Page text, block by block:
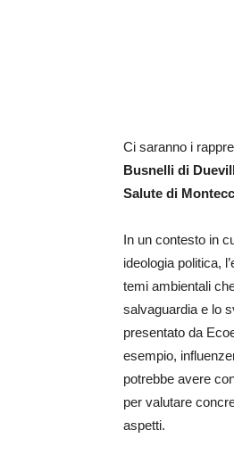
Ci saranno i
Busnelli di
Salute di
In un contesto in
ideologia politica,
temi ambientali
salvaguardia e lo
presentato da
esempio,
potrebbe avere
per valutare
aspetti.